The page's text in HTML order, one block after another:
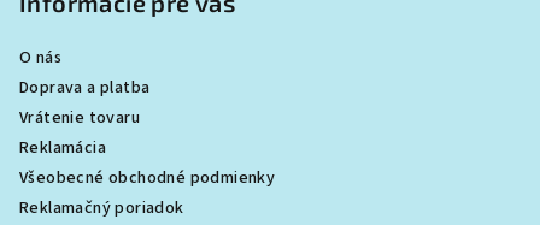
O nás
Doprava a platba
Vrátenie tovaru
Reklamácia
Všeobecné obchodné podmienky
Reklamačný poriadok